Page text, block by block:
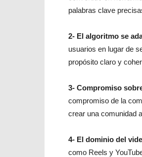
palabras clave
2- El algoritmo se
usuarios en lugar de
propósito claro y
3- Compromiso
compromiso de la
crear una comunidad
4- El dominio del
como Reels y